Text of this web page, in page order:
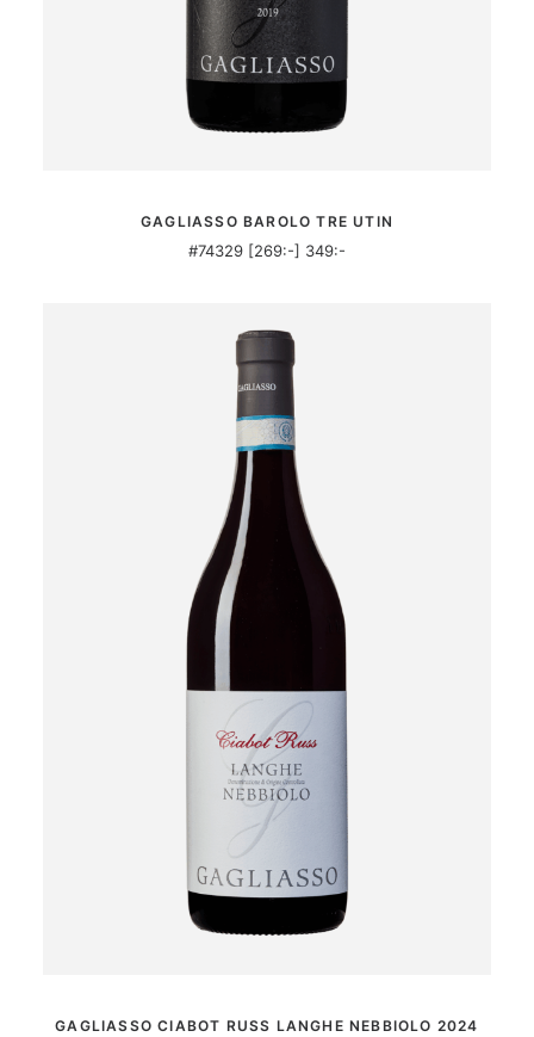
GAGLIASSO BAROLO TRE UTIN
#74329 [269:-] 349:-
GAGLIASSO CIABOT RUSS LANGHE NEBBIOLO 2024